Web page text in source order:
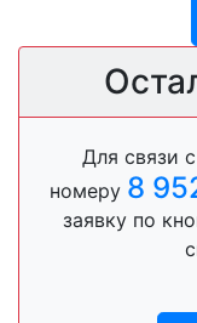
Для связи
номеру 8
заявку по